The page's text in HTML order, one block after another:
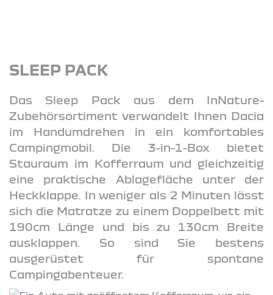
SLEEP PACK
Das Sleep Pack aus dem InNature-
Zubehörsortiment verwandelt Ihnen Dacia
im Handumdrehen in ein komfortables
Campingmobil. Die 3-in-1-Box bietet
Stauraum im Kofferraum und gleichzeitig
eine praktische Ablagefläche unter der
Heckklappe. In weniger als 2 Minuten lässt
sich die Matratze zu einem Doppelbett mit
190cm Länge und bis zu 130cm Breite
ausklappen. So sind Sie bestens
ausgerüstet für spontane
Campingabenteuer.